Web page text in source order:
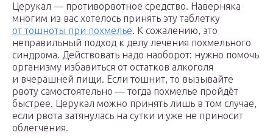
Церукал — противорвотное средство. Наверняка
многим из вас хотелось принять эту таблетку
от тошноты при похмелье. К сожалению, это
неправильный подход к делу лечения похмельного
синдрома. Действовать надо наоборот: нужно помочь
организму избавиться от остатков алкоголя
и вчерашней пищи. Если тошнит, то вызывайте
рвоту самостоятельно — тогда похмелье пройдёт
быстрее. Церукал можно принять лишь в том случае,
если рвота затянулась на сутки и уже не приносит
облегчения.